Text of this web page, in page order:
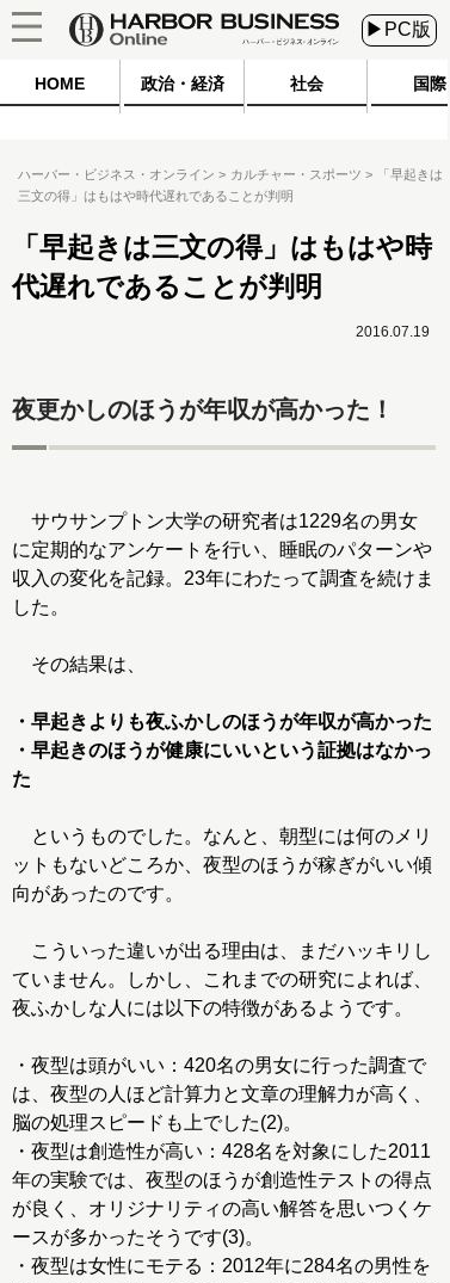
▶PC版
HOME 政治・経済 社会 国際
ハーバー・ビジネス・オンライン カルチャー・スポーツ
「早起きは
三文の得」はもはや時代遅れであることが判明
「早起きは三文の得」はもはや時
代遅れであることが判明
2016.07.19
夜更かしのほうが年収が高かった！
サウサンプトン大学の研究者は1229名の男女
に定期的なアンケートを行い、睡眠のパターンや
収入の変化を記録。23年にわたって調査を続けま
した。
その結果は、
・早起きよりも夜ふかしのほうが年収が高かった
・早起きのほうが健康にいいという証拠はなかっ
た
というものでした。なんと、朝型には何のメリ
ットもないどころか、夜型のほうが稼ぎがいい傾
向があったのです。
こういった違いが出る理由は、まだハッキリし
ていません。しかし、これまでの研究によれば、
夜ふかしな人には以下の特徴があるようです。
・夜型は頭がいい：420名の男女に行った調査で
は、夜型の人ほど計算力と文章の理解力が高く、
脳の処理スピードも上でした(2)。
・夜型は創造性が高い：428名を対象にした2011
年の実験では、夜型のほうが創造性テストの得点
が良く、オリジナリティの高い解答を思いつくケ
ースが多かったそうです(3)。
・夜型は女性にモテる：2012年に284名の男性を